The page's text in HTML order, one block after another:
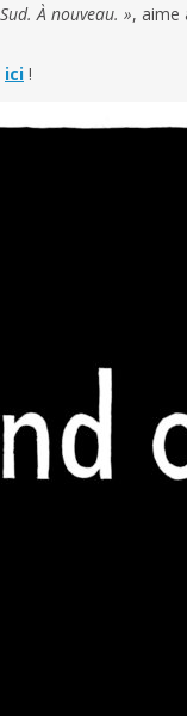
À nouveau. », aime
ici !